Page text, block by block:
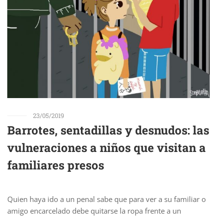
23/05/2019
Barrotes, sentadillas y desnudos: las
vulneraciones a niños que visitan a
familiares presos
Quien haya ido a un penal sabe que para ver a su familiar o
amigo encarcelado debe quitarse la ropa frente a un